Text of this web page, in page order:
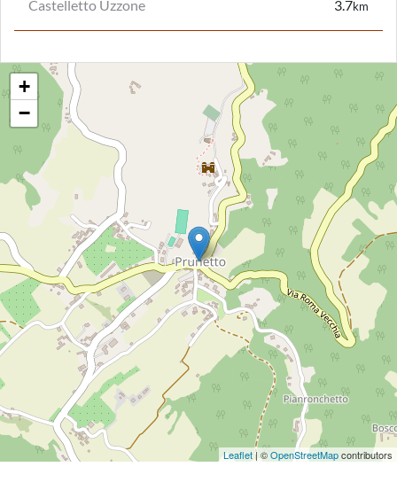
Castelletto Uzzone 3.7km
+
−
Leaflet| ©OpenStreetMapcontributors